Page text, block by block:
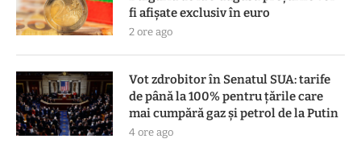
fi afișate exclusiv în euro
2 ore ago
Vot zdrobitor în Senatul SUA: tarife
de până la 100% pentru țările care
mai cumpără gaz și petrol de la Putin
4 ore ago